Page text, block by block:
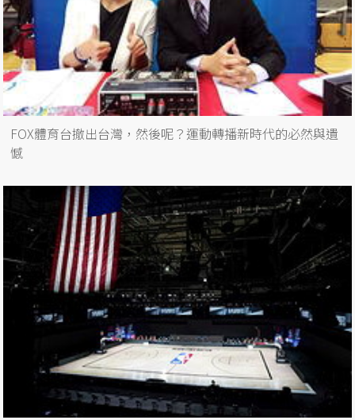
FOX體育台撤出台灣，然後呢？運動轉播新時代的必然與遺
憾